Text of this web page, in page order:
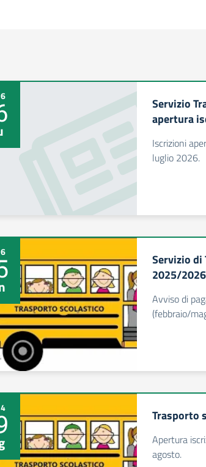
Servizio
apertura
Iscrizioni
luglio 2026.
Servizio di
2025/
Avviso di
(febbraio/
Trasporto
Apertura
agosto.